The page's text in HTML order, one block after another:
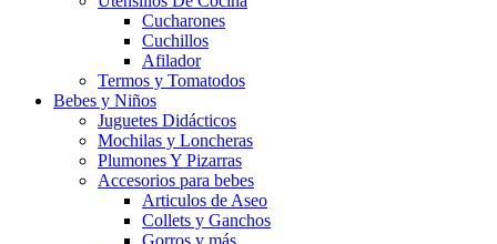
Cucharones
Cuchillos
Afilador
Termos y Tomatodos
Bebes y Niños
Juguetes Didácticos
Mochilas y Loncheras
Plumones Y Pizarras
Accesorios para bebes
Articulos de Aseo
Collets y Ganchos
Gorros y más